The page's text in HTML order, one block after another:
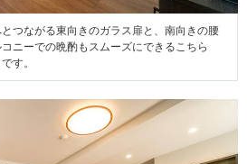
つながる東向きのガラス扉と、南向きの腰
ニーでの晩酌もスムーズにできるこちら
す。